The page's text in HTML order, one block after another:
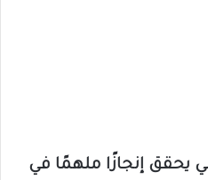
إنجازًا ملهمًا في